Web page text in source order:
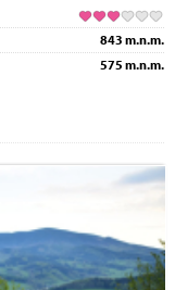
843 m.n.m.
575 m.n.m.